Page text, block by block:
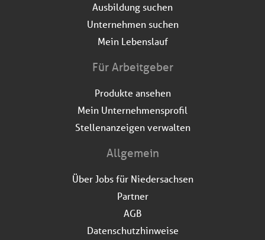
Ausbildung suchen
Unternehmen suchen
Mein Lebenslauf
Für Arbeitgeber
Produkte ansehen
Mein Unternehmensprofil
Stellenanzeigen verwalten
Allgemein
Über Jobs für Niedersachsen
Partner
AGB
Datenschutzhinweise